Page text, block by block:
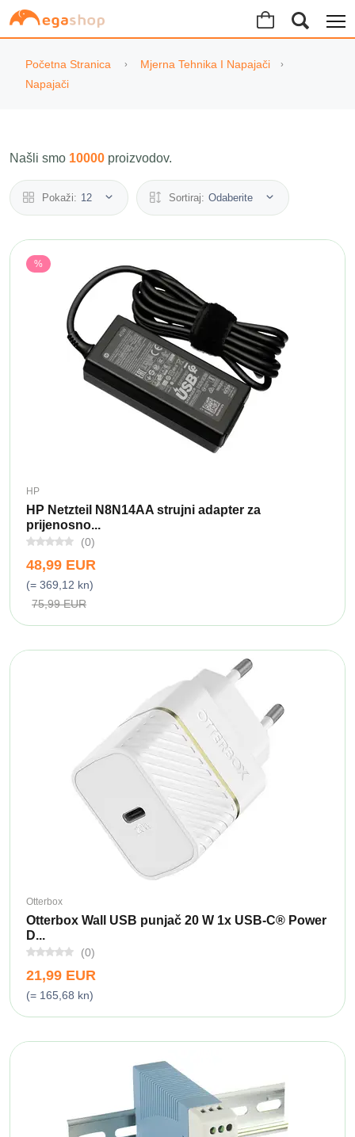
Početna Stranica
Mjerna Tehnika I Napajači
Napajači
Našli smo 10000 proizvodov.
Pokaži: 12 Sortiraj: Odaberite
%
HP
HP Netzteil N8N14AA strujni adapter za
prijenosno...
(0)
48,99 EUR
(= 369,12 kn)
75,99 EUR
Otterbox
Otterbox Wall USB punjač 20 W 1x USB-C® Power
D...
(0)
21,99 EUR
(= 165,68 kn)